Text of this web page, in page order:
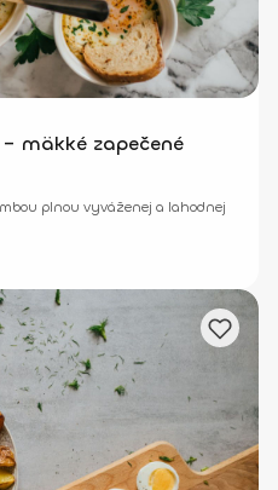
mäkké zapečené
plnou vyváženej a lahodnej